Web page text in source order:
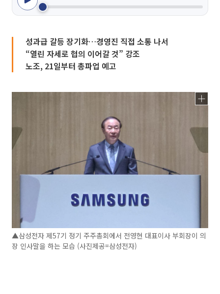
성과급 갈등 장기화…경영진 직접 소통 나서
“열린 자세로 협의 이어갈 것” 강조
노조, 21일부터 총파업 예고
▲삼성전자 제57기 정기 주주총회에서 전영현 대표이사 부회장이 의
장 인사말을 하는 모습 (사진제공=삼성전자)